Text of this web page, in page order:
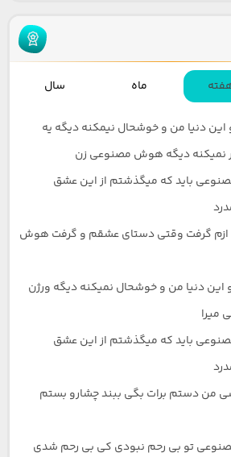
ماه سال
دنیا من و خوشحال نیمکنه دیگه یه
نمیکنه دیگه هوش مصنوعی زن
باید که میگذشتم از این عشق
ازم گرفت وقتی دستای عشقم و گرفت هوش
دنیا من و خوشحال نمیکنه دیگه ورژن
باید که میگذشتم از این عشق
من دستم برات بگی ببند چشارو بستم
تو بی رحم نبودی کی بی رحم شدی